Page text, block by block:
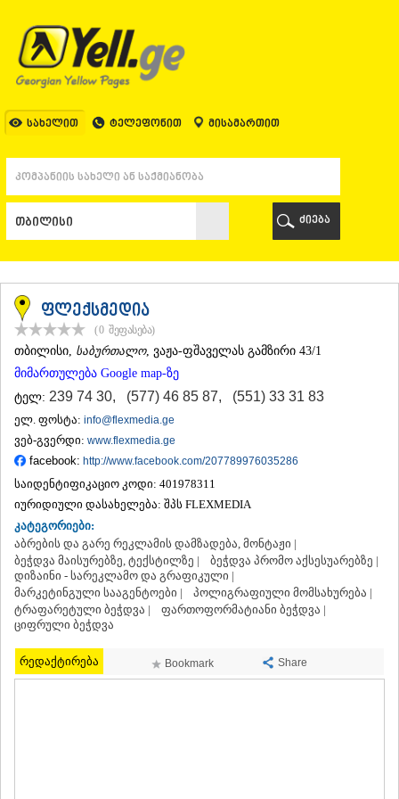
სახელით ტელეფონით მისამართით
ᲗᲑᲘᲚᲘᲡᲘ
ᲗᲑᲘᲚᲘᲡᲘ
ᲐᲤᲮᲐᲖᲔᲗᲘ
ᲒᲐᲚᲘ
ᲑᲐᲗᲣᲛᲘ
ᲥᲝᲑᲣᲚᲔᲗᲘ
ᲨᲣᲐᲮᲔᲕᲘ
ᲩᲐᲥᲕᲘ
ᲝᲖᲣᲠᲒᲔᲗᲘ
ᲩᲝᲮᲐᲢᲐᲣᲠᲘ
ᲣᲠᲔᲙᲘ
ᲘᲛᲔᲠᲔᲗᲘ
ᲑᲐᲦᲓᲐᲗᲘ
ᲕᲐᲜᲘ
ᲖᲔᲡᲢᲐᲤᲝᲜᲘ
ᲗᲔᲠᲯᲝᲚᲐ
ᲡᲐᲛᲢᲠᲔᲓᲘᲐ
ᲡᲐᲩᲮᲔᲠᲔ
ᲢᲧᲘᲑᲣᲚᲘ
ᲥᲣᲗᲐᲘᲡᲘ
ᲬᲧᲐᲚᲢᲣᲑᲝ
ᲭᲘᲐᲗᲣᲠᲐ
ᲮᲐᲠᲐᲒᲐᲣᲚᲘ
ᲮᲝᲜᲘ
ᲙᲐᲮᲔᲗᲘ
ᲐᲮᲛᲔᲢᲐ
ᲒᲣᲠᲯᲐᲐᲜᲘ
ᲓᲔᲓᲝᲤᲚᲘᲡᲬᲧᲐᲠᲝ
ᲗᲔᲚᲐᲕᲘ
ᲚᲐᲒᲝᲓᲔᲮᲘ
ᲡᲐᲒᲐᲠᲔᲯᲝ
ძიება
ფლექსმედია
(0 შეფასება)
ᲗᲑᲘᲚᲘᲡᲘ, საბურთალო, ვაჟა-ფშაველას გამზირი 43/1
მიმართულება Google map-ზე
ტელ: 239 74 30, (577) 46 85 87, (551) 33 31 83
ელ. ფოსტა: info@flexmedia.ge
ვებ-გვერდი: www.flexmedia.ge
facebook: http://www.facebook.com/207789976035286
საიდენტიფიკაციო კოდი: 401978311
იურიდიული დასახელება: შპს FLEXMEDIA
კატეგორიები:
აბრების და გარე რეკლამის დამზადება, მონტაჟი |
ბეჭდვა მაისურებზე, ტექსტილზე |
ბეჭდვა პრომო აქსესუარებზე |
დიზაინი - სარეკლამო და გრაფიკული |
მარკეტინგული სააგენტოები |
პოლიგრაფიული მომსახურება |
ტრაფარეტული ბეჭდვა |
ფართოფორმატიანი ბეჭდვა |
ციფრული ბეჭდვა
რედაქტირება Bookmark Share